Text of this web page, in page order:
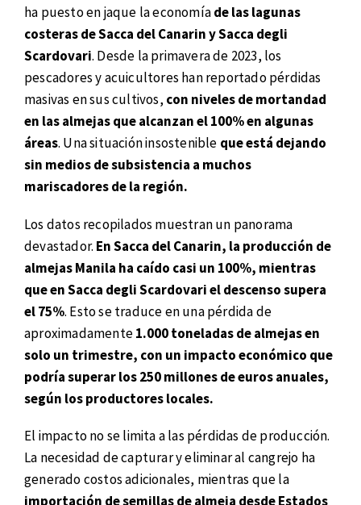
ha puesto en jaque la economíade las lagunas
costeras de Sacca del Canarin y Sacca degli
Scardovari. Desde la primavera de 2023, los
pescadores y acuicultores han reportado pérdidas
masivas en sus cultivos, con niveles de mortandad
en las almejas que alcanzan el 100% en algunas
áreas. Una situación insostenible que está dejando
sin medios de subsistencia a muchos
mariscadores de la región.
Los datos recopilados muestran un panorama
devastador. En Sacca del Canarin, la producción de
almejas Manila ha caído casi un 100%, mientras
que en Sacca degli Scardovari el descenso supera
el 75%. Esto se traduce en una pérdida de
aproximadamente1.000 toneladas de almejas en
solo un trimestre, con un impacto económico que
podría superar los 250 millones de euros anuales,
según los productores locales.
El impacto no se limita a las pérdidas de producción.
La necesidad de capturar y eliminar al cangrejo ha
generado costos adicionales, mientras que la
importación de semillas de almeja desde Estados